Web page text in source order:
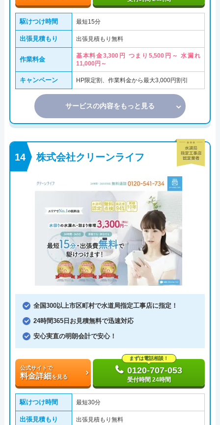
駆けつけ時間 最短15分
出張見積もり 出張見積もり無料
作業料金
基本料金3,300円 つまり5,500円～ 水漏れ
11,000円～
キャンペーン HP限定割、作業料金から最大3,000円割引
サービスの内容をもっと見る
株式会社クリーンライフ
全国300以上市区町村で水道局指定工事店に指定！
24時間365日お見積無料で迅速対応
安心実直の明朗会計で安心！
公式サイトで
料金詳細を見る
まずは電話相談！
0120-707-053
受付時間 24時間
駆けつけ時間 最短30分
出張見積もり 出張見積もり無料